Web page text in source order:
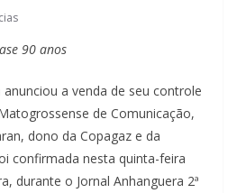
90 anos
anunciou a venda de seu controle
de Comunicação,
dono da Copagaz e da
confirmada nesta quinta-feira
durante o Jornal Anhanguera 2ª